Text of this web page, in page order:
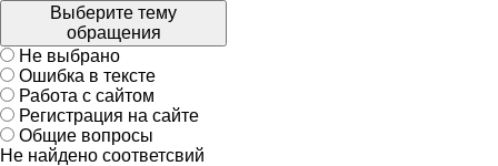
Выберите тему
обращения
Не выбрано
Ошибка в тексте
Работа с сайтом
Регистрация на сайте
Общие вопросы
Не найдено соответсвий